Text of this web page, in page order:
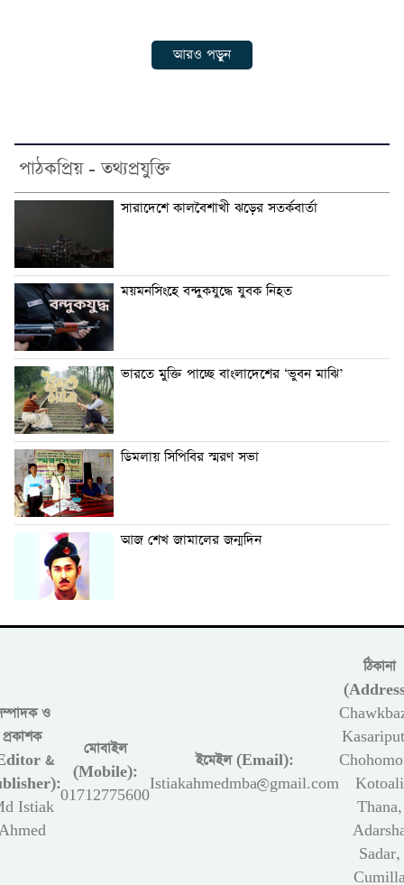
আরও পড়ুন
পাঠকপ্রিয় - তথ্যপ্রযুক্তি
সারাদেশে কালবৈশাখী ঝড়ের সতর্কবার্তা
ময়মনসিংহে বন্দুকযুদ্ধে যুবক নিহত
ভারতে মুক্তি পাচ্ছে বাংলাদেশের ‘ভুবন মাঝি’
ডিমলায় সিপিবির স্মরণ সভা
আজ শেখ জামালের জন্মদিন
ও
প্রকাশক
&
Istiak
মোবাইল
(Mobile):
01712775600
ইমেইল (Email):
Istiakahmedmba@gmail.com
ঠিকানা
Kotoali
Thana,
Sadar,